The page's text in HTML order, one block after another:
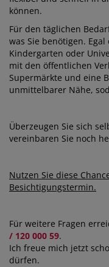
können.
Für den täglichen
was Sie benötigen.
Kindergarten oder
mit den öffentlichen
Supermärkte und eine
unmittelbarer Nähe,
Überzeugen Sie sich
vereinbaren Sie noch
Nutzen Sie diese
Besichtigungstermin.
Für weitere Fragen
/ 120 000 59.
Ich freue mich jetzt
dürfen.